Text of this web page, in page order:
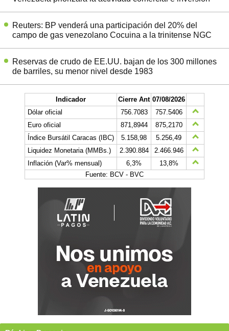
Reuters: BP venderá una participación del 20% del
campo de gas venezolano Cocuina a la trinitense NGC
Reservas de crudo de EE.UU. bajan de los 300 millones
de barriles, su menor nivel desde 1983
Indicador Cierre Ant 07/08/2026
Dólar oficial
756.7083
757.5406
Euro oficial
871,8944
875,2170
Índice Bursátil Caracas (IBC)
5.158,98
5.256,49
Liquidez Monetaria (MMBs.)
2.390.884
2.466.946
Inflación (Var% mensual)
6,3%
13,8%
Fuente: BCV - BVC